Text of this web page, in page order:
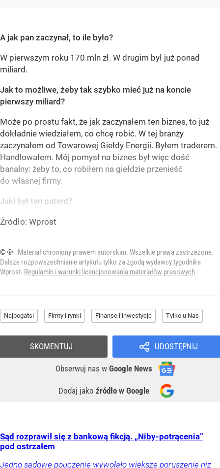
A jak pan zaczynał, to ile było?
W pierwszym roku 170 mln zł. W drugim był już ponad
miliard.
Jak to możliwe, żeby tak szybko mieć już na koncie
pierwszy miliard?
Może po prostu fakt, że jak zaczynałem ten biznes, to już
dokładnie wiedziałem, co chcę robić. W tej branży
zaczynałem od Towarowej Giełdy Energii. Byłem traderem.
Handlowałem. Mój pomysł na biznes był więc dość
banalny: żeby to, co robiłem na giełdzie przenieść
do własnej firmy.
Jaki był ten patent?
Źródło: Wprost
© ℗
Materiał chroniony prawem autorskim. Wszelkie prawa zastrzeżone.
Dalsze rozpowszechnianie artykułu tylko za zgodą wydawcy tygodnika
Wprost. Regulamin i warunki licencjonowania materiałów prasowych.
Najbogatsi Firmy i rynki Finanse i inwestycje Tylko u Nas
UDOSTĘPNIJ
Obserwuj nas w Google News
Dodaj jako źródło w Google
SKOMENTUJ
Sąd rozprawił się z bankową fikcją. „Niby-potrącenia”
pod ostrzałem
Jedno sądowe pouczenie wywołało większe poruszenie niż